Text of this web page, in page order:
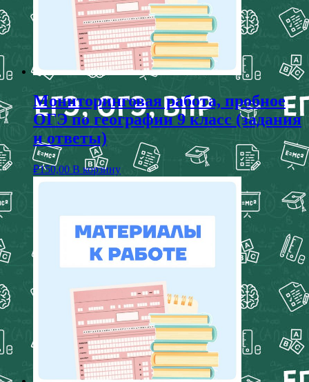
Мониторинговая работа, пробное
ОГЭ по географии 9 класс (задания
и ответы)
₽150,00 В корзину